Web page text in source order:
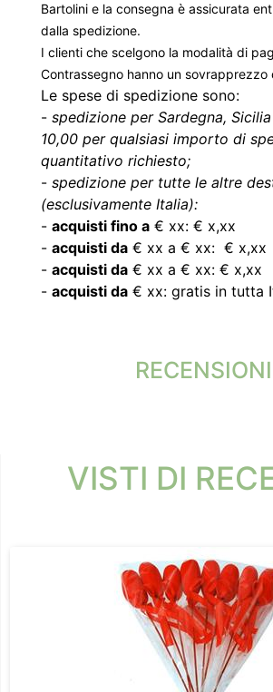
Bartolini e la consegna è assicurata
dalla spedizione.
I clienti che scelgono la modalità di
Contrassegno hanno un sovrapprezzo
Le spese di spedizione sono:
- spedizione per Sardegna,
10,00 per qualsiasi importo di
quantitativo richiesto;
- spedizione per tutte le altre
(esclusivamente Italia):
- acquisti fino a € xx: € x,xx
- acquisti da € xx a € xx: € x,xx
- acquisti da € xx a € xx: € x,xx
- acquisti da € xx: gratis in tutta
RECENSIONI
VISTI DI